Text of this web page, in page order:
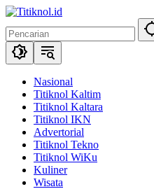
Langsung
konten
Nasional
Titiknol Kaltim
Titiknol Kaltara
Titiknol IKN
Advertorial
Titiknol Tekno
Titiknol WiKu
Kuliner
Wisata